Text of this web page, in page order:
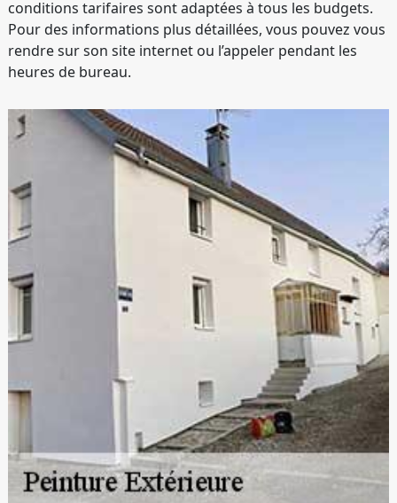
conditions tarifaires sont adaptées à tous les budgets.
Pour des informations plus détaillées, vous pouvez vous
rendre sur son site internet ou l’appeler pendant les
heures de bureau.